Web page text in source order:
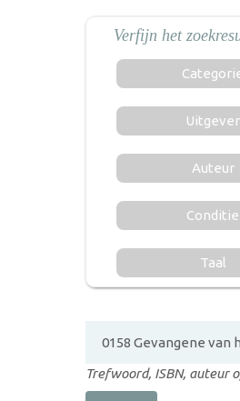
Uitgever
Auteur
Conditie
Taal
Trefwoord, ISBN, auteur